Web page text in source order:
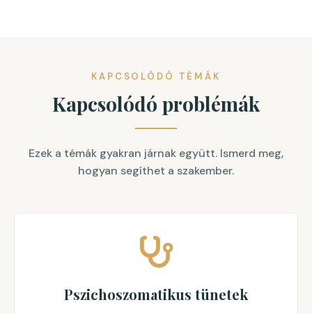
KAPCSOLÓDÓ TÉMÁK
Kapcsolódó problémák
Ezek a témák gyakran járnak együtt. Ismerd meg,
hogyan segíthet a szakember.
Pszichoszomatikus tünetek